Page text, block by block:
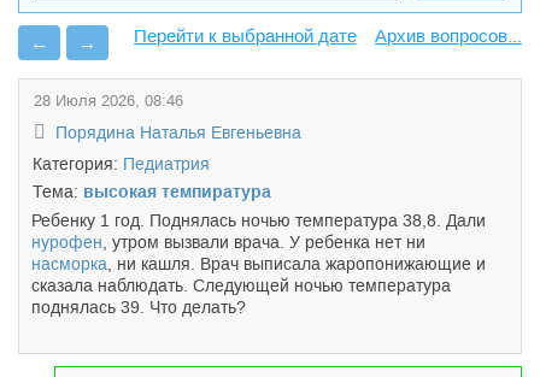
← → Архив вопросов...
28 Июля 2026, 08:46
Порядина Наталья Евгеньевна
Категория: Педиатрия
Тема: высокая темпиратура
Ребенку 1 год. Поднялась ночью температура 38,8. Дали
нурофен , утром вызвали врача. У ребенка нет ни
насморка , ни кашля. Врач выписала жаропонижающие и
сказала наблюдать. Следующей ночью температура
поднялась 39. Что делать?